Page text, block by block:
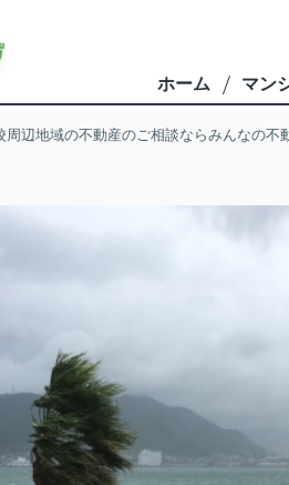
ホーム マン
辺地域の不動産のご相談ならみんなの不